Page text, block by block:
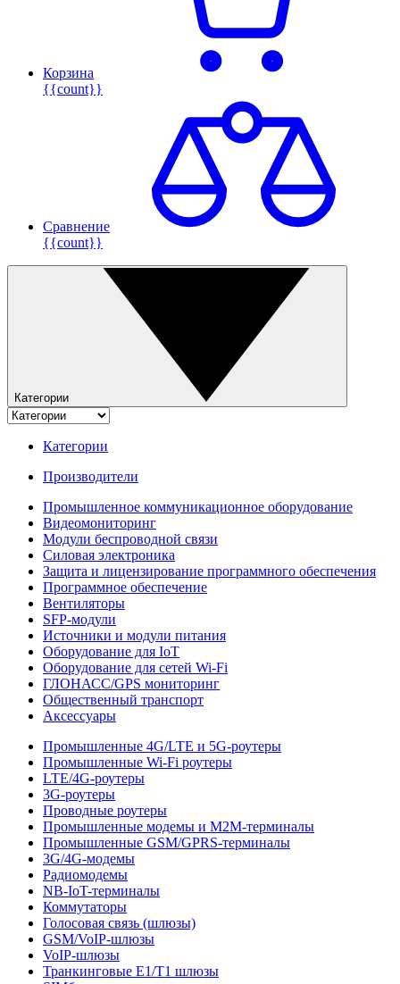
Корзина
{{count}}
Сравнение
{{count}}
Категории
Категории
Производители
Промышленное коммуникационное оборудование
Видеомониторинг
Модули беспроводной связи
Силовая электроника
Защита и лицензирование программного обеспечения
Программное обеспечение
Вентиляторы
SFP-модули
Источники и модули питания
Оборудование для IoT
Оборудование для сетей Wi-Fi
ГЛОНАСС/GPS мониторинг
Общественный транспорт
Аксессуары
Промышленные 4G/LTE и 5G-роутеры
Промышленные Wi-Fi роутеры
LTE/4G-роутеры
3G-роутеры
Проводные роутеры
Промышленные модемы и M2M-терминалы
Промышленные GSM/GPRS-терминалы
3G/4G-модемы
Радиомодемы
NB-IoT-терминалы
Коммутаторы
Голосовая связь (шлюзы)
GSM/VoIP-шлюзы
VoIP-шлюзы
Транкинговые E1/T1 шлюзы